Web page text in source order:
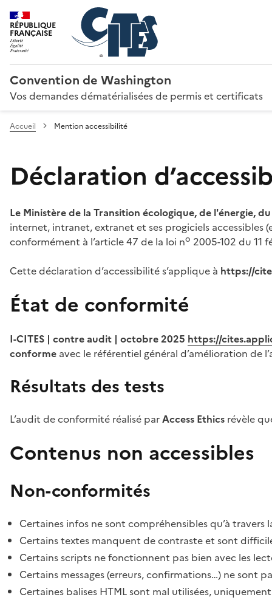
RÉPUBLIQUE
FRANÇAISE
Convention de Washington
Vos demandes dématérialisées de permis et certificats
Accueil Mention accessibilité
Déclaration
Le Ministère de la Transition écologique, de l'énergie,
internet, intranet, extranet et ses progiciels
conformément à l’article 47 de la loi no 2005-102 du 11
Cette déclaration d’accessibilité s’applique à https://
État de conformité
I-CITES | contre audit | octobre 2025 https://
conforme avec le référentiel général d’amélioration de
Résultats des tests
L’audit de conformité réalisé parAccess Ethics révèle
Contenus non accessibles
Non-conformités
Certaines infos ne sont compréhensibles qu’à travers
Certains textes manquent de contraste et sont
Certains scripts ne fonctionnent pas bien avec les
Certains messages (erreurs, confirmations…) ne sont
Certaines balises HTML sont mal utilisées,